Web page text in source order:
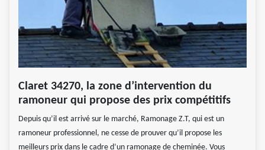
Claret 34270, la zone d’intervention du
ramoneur qui propose des prix compétitifs
Depuis qu’il est arrivé sur le marché, Ramonage Z.T, qui est un
ramoneur professionnel, ne cesse de prouver qu’il propose les
meilleurs prix dans le cadre d’un ramonage de cheminée. Vous